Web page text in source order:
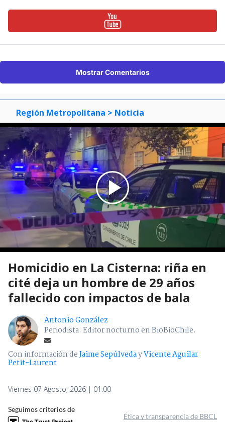
Mostrar Comentarios
Región Metropolitana > Noticia
Homicidio en La Cisterna: riña en
cité deja un hombre de 29 años
fallecido con impactos de bala
Antonio González
Periodista. Editor nocturno en BioBioChile.
Con información deJaime SepúlvedayVicente Aguilar
Petit-Laurent
Viernes 07 Agosto, 2026 | 01:00
Seguimos criterios de
Ética y transparencia de BBCL